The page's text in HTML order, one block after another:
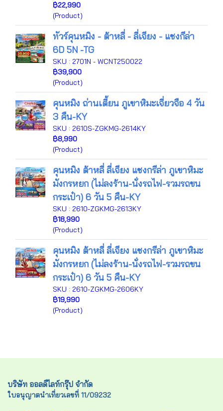
฿22,990
(Product)
ทัวร์คุนหมิง - ต้าหลี่ - ลี่เจียง - แชงกีล่า
6D 5N -TG
SKU : 2701N - WCNT250022
฿39,900
(Product)
คุนหมิง ถ่านเตี้ยน ภูเขาหิมะเจี่ยวจือ 4 วัน
3 คืน-KY
SKU : 2610S-ZGKMG-2614KY
฿8,990
(Product)
คุนหมิง ต้าหลี่ ลี่เจียง แชงกรีล่า ภูเขาหิมะ
มังกรหยก (ไม่ลงร้าน-นั่งรถไฟ-รวมรถขน
กระเป๋า) 6 วัน 5 คืน-KY
SKU : 2610-ZGKMG-2613KY
฿18,990
(Product)
คุนหมิง ต้าหลี่ ลี่เจียง แชงกรีล่า ภูเขาหิมะ
มังกรหยก (ไม่ลงร้าน-นั่งรถไฟ-รวมรถขน
กระเป๋า) 6 วัน 5 คืน-KY
SKU : 2610-ZGKMG-2606KY
฿19,990
(Product)
บริษัท ออลดีไลท์กรุ๊ป จำกัด
ใบอนุญาตนำเที่ยวเลขที่ 11/09232